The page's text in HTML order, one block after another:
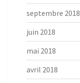
septembre 2018
juin 2018
mai 2018
avril 2018